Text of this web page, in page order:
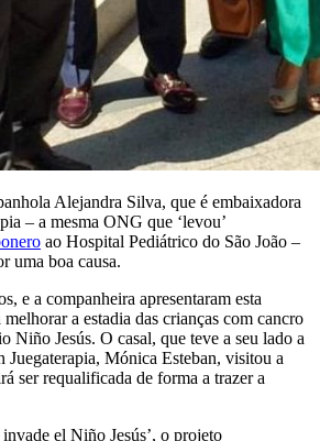
Alejandra Silva, que é embaixadora
– a mesma ONG que ‘levou’
ao Hospital Pediátrico do São João –
uma boa causa.
e a companheira apresentaram esta
a estadia das crianças com cancro
Niño Jesús. O casal, que teve a seu lado a
Juegaterapia, Mónica Esteban, visitou a
ser requalificada de forma a trazer a
el Niño Jesús’, o projeto